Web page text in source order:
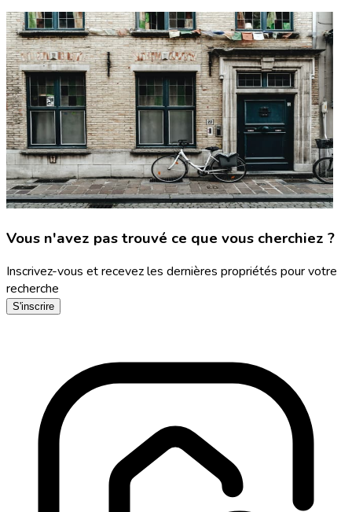
Vous n'avez pas trouvé ce que vous cherchiez ?
Inscrivez-vous et recevez les dernières propriétés pour votre
recherche
S'inscrire